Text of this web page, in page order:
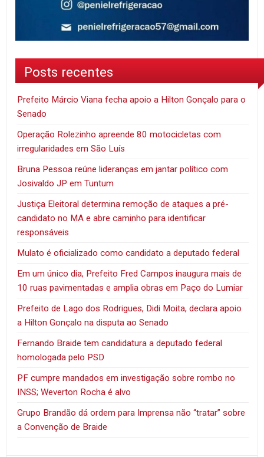
Posts recentes
Prefeito Márcio Viana fecha apoio a Hilton Gonçalo para o
Senado
Operação Rolezinho apreende 80 motocicletas com
irregularidades em São Luís
Bruna Pessoa reúne lideranças em jantar político com
Josivaldo JP em Tuntum
Justiça Eleitoral determina remoção de ataques a pré-
candidato no MA e abre caminho para identificar
responsáveis
Mulato é oficializado como candidato a deputado federal
Em um único dia, Prefeito Fred Campos inaugura mais de
10 ruas pavimentadas e amplia obras em Paço do Lumiar
Prefeito de Lago dos Rodrigues, Didi Moita, declara apoio
a Hilton Gonçalo na disputa ao Senado
Fernando Braide tem candidatura a deputado federal
homologada pelo PSD
PF cumpre mandados em investigação sobre rombo no
INSS; Weverton Rocha é alvo
Grupo Brandão dá ordem para Imprensa não “tratar” sobre
a Convenção de Braide